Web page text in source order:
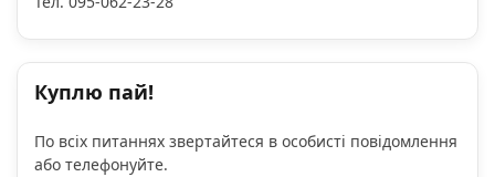
Куплю пай!
По всіх питаннях звертайтеся в особисті повідомлення
або телефонуйте.